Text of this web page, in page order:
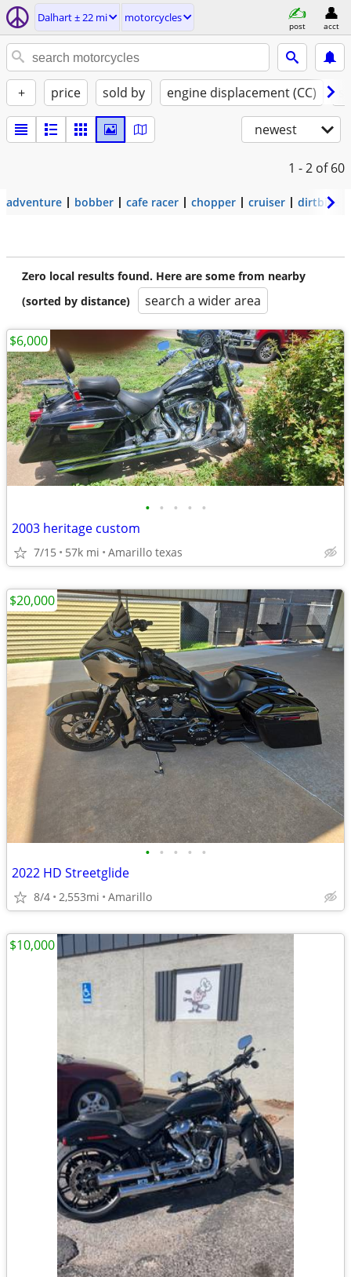
Dalhart ± 22 mi motorcycles
post acct
+ price sold by engine displacement (CC)
newest
1 - 2 of 60
adventure bobber cafe racer chopper cruiser dirtbike
Zero local results found. Here are some from nearby
(sorted by distance)
search a wider area
• • • • •
2003 heritage custom
7/15 57k mi Amarillo texas
$6,000
• • • • •
2022 HD Streetglide
8/4 2,553mi Amarillo
$20,000
$10,000